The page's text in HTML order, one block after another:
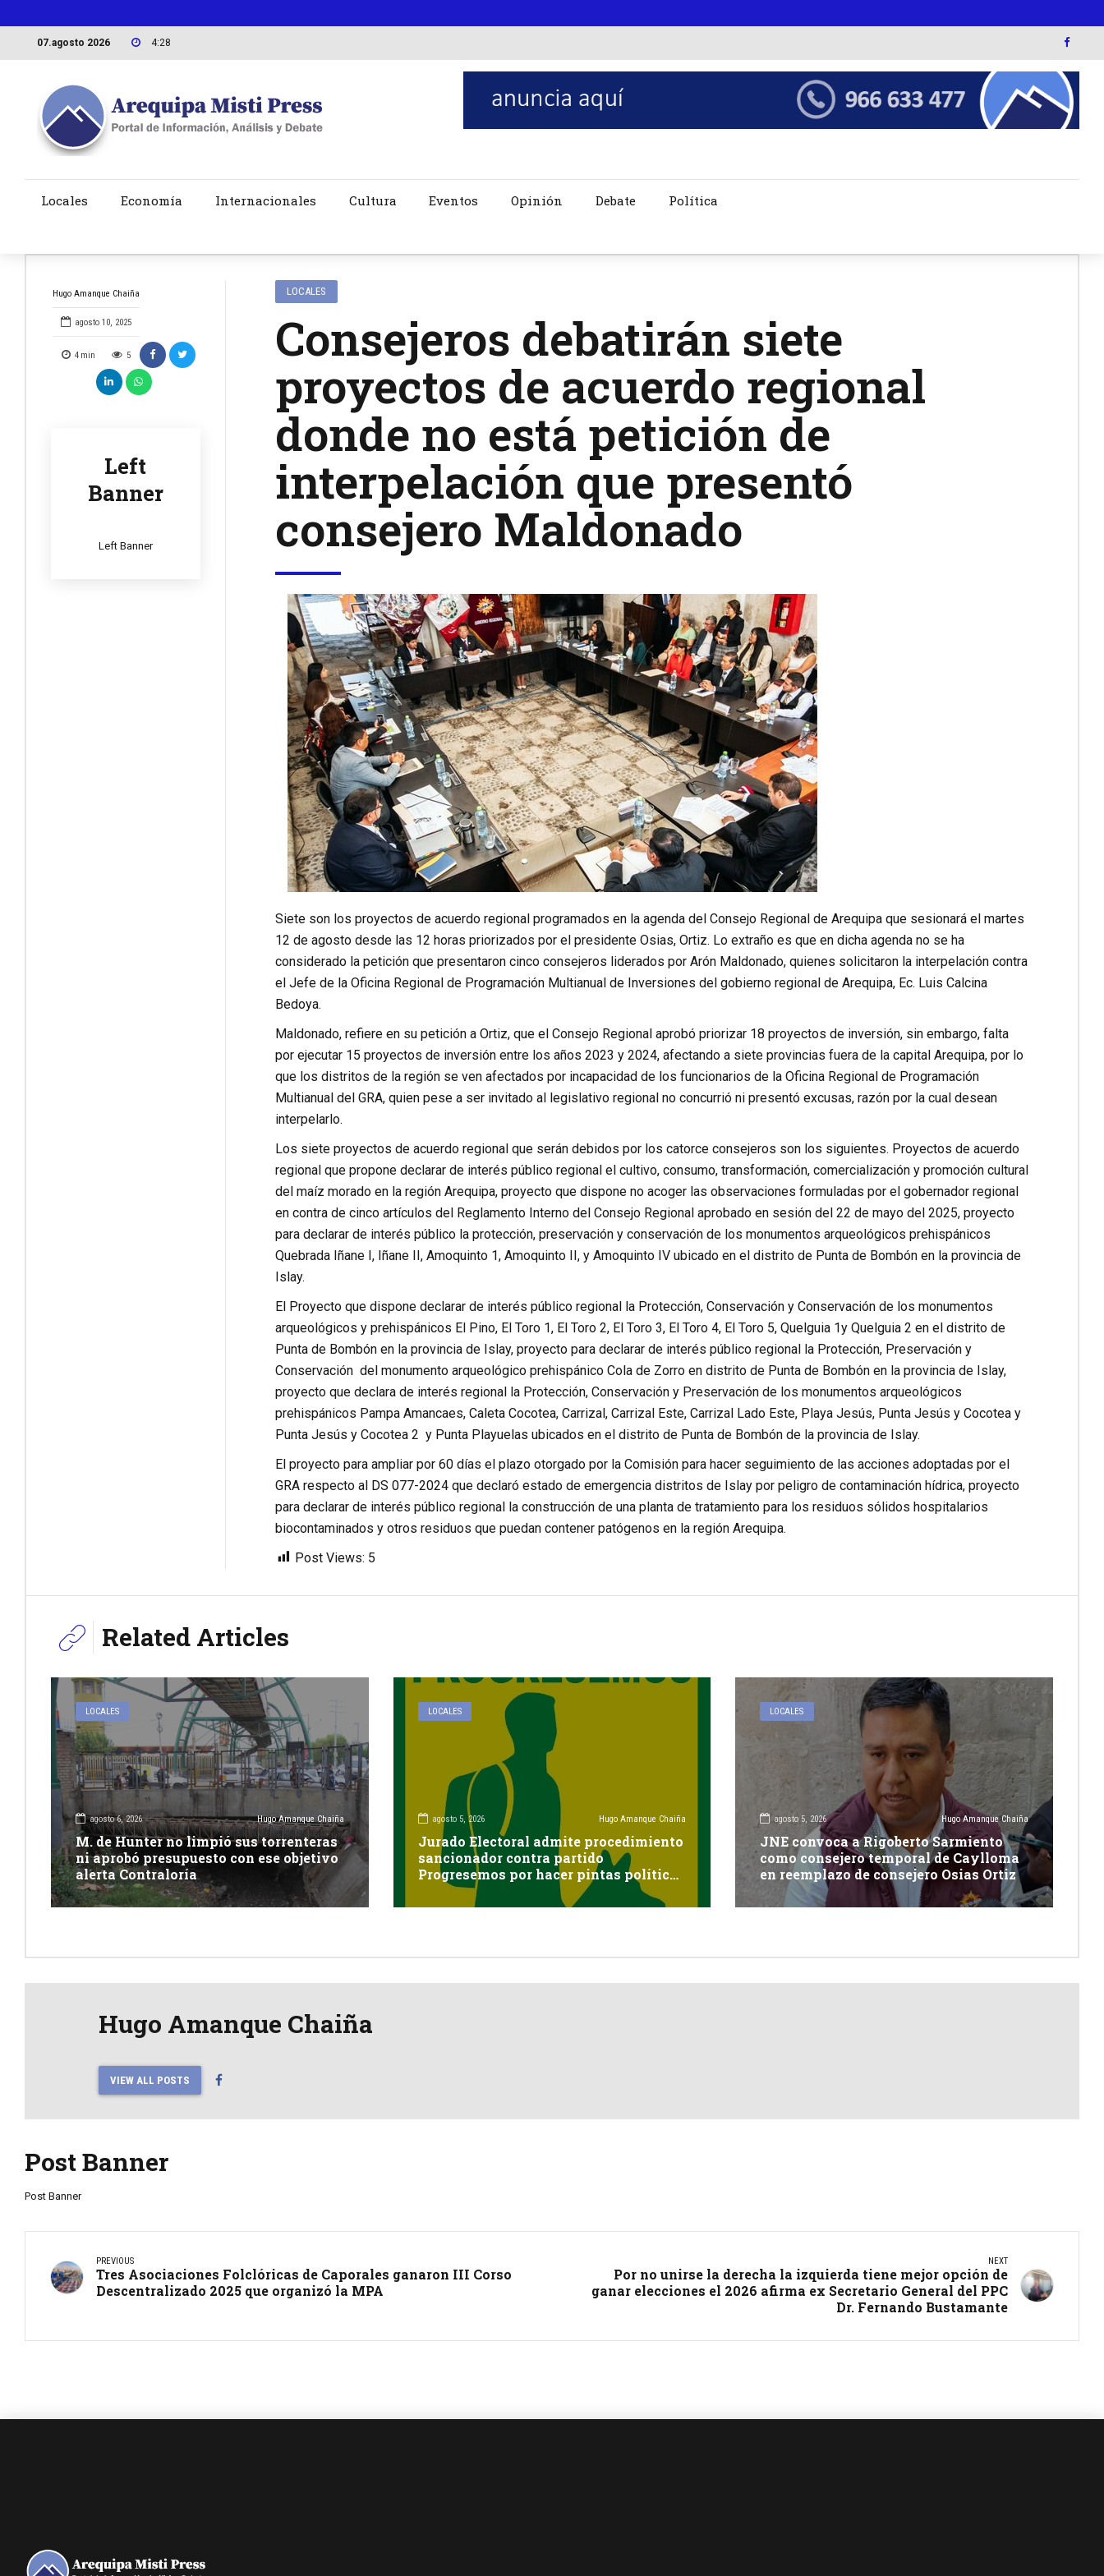
07.agosto 2026 4:28
Locales Economía Internacionales Cultura Eventos Opinión Debate Política
Hugo Amanque Chaiña
agosto 10, 2025
4 min 5
Left
Banner
Left Banner
LOCALES
Consejeros debatirán siete
proyectos de acuerdo regional
donde no está petición de
interpelación que presentó
consejero Maldonado
Siete son los proyectos de acuerdo regional programados en la agenda del Consejo Regional de Arequipa que sesionará el martes
12 de agosto desde las 12 horas priorizados por el presidente Osias, Ortiz. Lo extraño es que en dicha agenda no se ha
considerado la petición que presentaron cinco consejeros liderados por Arón Maldonado, quienes solicitaron la interpelación contra
el Jefe de la Oficina Regional de Programación Multianual de Inversiones del gobierno regional de Arequipa, Ec. Luis Calcina
Bedoya.
Maldonado, refiere en su petición a Ortiz, que el Consejo Regional aprobó priorizar 18 proyectos de inversión, sin embargo, falta
por ejecutar 15 proyectos de inversión entre los años 2023 y 2024, afectando a siete provincias fuera de la capital Arequipa, por lo
que los distritos de la región se ven afectados por incapacidad de los funcionarios de la Oficina Regional de Programación
Multianual del GRA, quien pese a ser invitado al legislativo regional no concurrió ni presentó excusas, razón por la cual desean
interpelarlo.
Los siete proyectos de acuerdo regional que serán debidos por los catorce consejeros son los siguientes. Proyectos de acuerdo
regional que propone declarar de interés público regional el cultivo, consumo, transformación, comercialización y promoción cultural
del maíz morado en la región Arequipa, proyecto que dispone no acoger las observaciones formuladas por el gobernador regional
en contra de cinco artículos del Reglamento Interno del Consejo Regional aprobado en sesión del 22 de mayo del 2025, proyecto
para declarar de interés público la protección, preservación y conservación de los monumentos arqueológicos prehispánicos
Quebrada Iñane I, Iñane II, Amoquinto 1, Amoquinto II, y Amoquinto IV ubicado en el distrito de Punta de Bombón en la provincia de
Islay.
El Proyecto que dispone declarar de interés público regional la Protección, Conservación y Conservación de los monumentos
arqueológicos y prehispánicos El Pino, El Toro 1, El Toro 2, El Toro 3, El Toro 4, El Toro 5, Quelguia 1y Quelguia 2 en el distrito de
Punta de Bombón en la provincia de Islay, proyecto para declarar de interés público regional la Protección, Preservación y
Conservación del monumento arqueológico prehispánico Cola de Zorro en distrito de Punta de Bombón en la provincia de Islay,
proyecto que declara de interés regional la Protección, Conservación y Preservación de los monumentos arqueológicos
prehispánicos Pampa Amancaes, Caleta Cocotea, Carrizal, Carrizal Este, Carrizal Lado Este, Playa Jesús, Punta Jesús y Cocotea y
Punta Jesús y Cocotea 2 y Punta Playuelas ubicados en el distrito de Punta de Bombón de la provincia de Islay.
El proyecto para ampliar por 60 días el plazo otorgado por la Comisión para hacer seguimiento de las acciones adoptadas por el
GRA respecto al DS 077-2024 que declaró estado de emergencia distritos de Islay por peligro de contaminación hídrica, proyecto
para declarar de interés público regional la construcción de una planta de tratamiento para los residuos sólidos hospitalarios
biocontaminados y otros residuos que puedan contener patógenos en la región Arequipa.
Post Views: 5
Related Articles
LOCALES
agosto 6, 2026 Hugo Amanque Chaiña
M. de Hunter no limpió sus torrenteras
ni aprobó presupuesto con ese objetivo
alerta Contraloría
LOCALES
agosto 5, 2026 Hugo Amanque Chaiña
Jurado Electoral admite procedimiento
sancionador contra partido
Progresemos por hacer pintas políticas
sin autorización en Cayma
LOCALES
agosto 5, 2026 Hugo Amanque Chaiña
JNE convoca a Rigoberto Sarmiento
como consejero temporal de Caylloma
en reemplazo de consejero Osias Ortiz
Hugo Amanque Chaiña
VIEW ALL POSTS
Post Banner
Post Banner
PREVIOUS
Tres Asociaciones Folclóricas de Caporales ganaron III Corso
Descentralizado 2025 que organizó la MPA
NEXT
Por no unirse la derecha la izquierda tiene mejor opción de
ganar elecciones el 2026 afirma ex Secretario General del PPC
Dr. Fernando Bustamante